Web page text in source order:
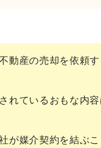
動産の売却を依頼
れているおもな内
が媒介契約を結ぶ